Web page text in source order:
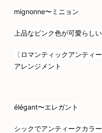
mignonne〜ミニョン
上品なピンク色が可愛らし
〔ロマンティックアンティ
アレンジメント
élégant〜エレガント
シックでアンティークカラ